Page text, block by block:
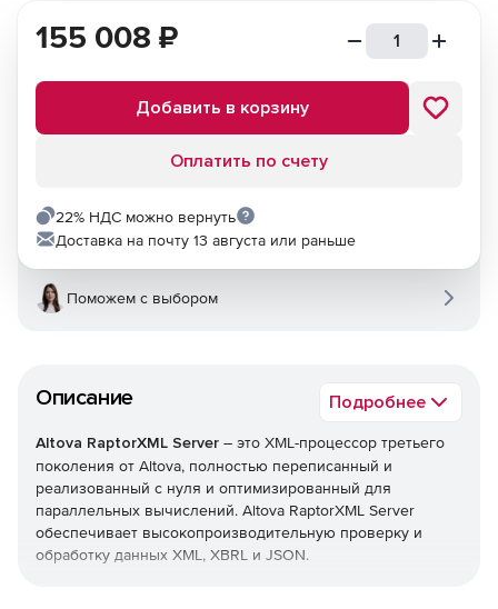
Описание Подробнее
Altova RaptorXML Server – это XML-процессор третьего
поколения от Altova, полностью переписанный и
реализованный с нуля и оптимизированный для
параллельных вычислений. Altova RaptorXML Server
обеспечивает высокопроизводительную проверку и
обработку данных XML, XBRL и JSON.
155 008 ₽
Добавить в корзину
Оплатить по счету
22% НДС можно вернуть
Доставка на почту 13 августа или раньше
Поможем с выбором